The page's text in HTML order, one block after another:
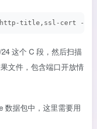
title,ssl-cert -oX
这个 C 段，然后扫描
文件，包含端口开放情
数据包中，这里需要用